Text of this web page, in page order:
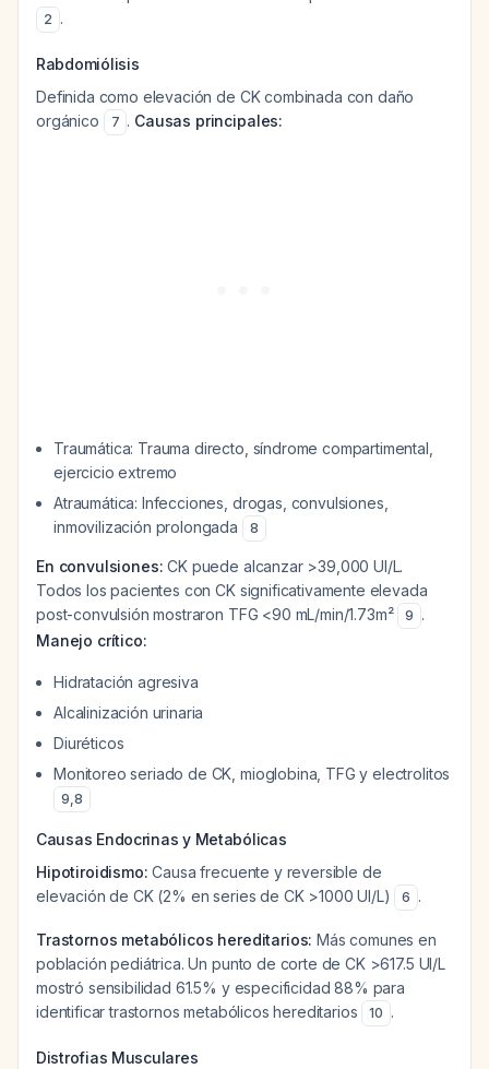
2 .
Rabdomiólisis
Definida como elevación de CK combinada con daño
orgánico
7 . Causas principales:
Traumática: Trauma directo, síndrome compartimental,
ejercicio extremo
Atraumática: Infecciones, drogas, convulsiones,
inmovilización prolongada
8
En convulsiones: CK puede alcanzar >39,000 UI/L.
Todos los pacientes con CK significativamente elevada
post-convulsión mostraron TFG <90 mL/min/1.73m²
9 .
Manejo crítico:
Hidratación agresiva
Alcalinización urinaria
Diuréticos
Monitoreo seriado de CK, mioglobina, TFG y electrolitos
9,8
Causas Endocrinas y Metabólicas
Hipotiroidismo: Causa frecuente y reversible de
elevación de CK (2% en series de CK >1000 UI/L)
6 .
Trastornos metabólicos hereditarios: Más comunes en
población pediátrica. Un punto de corte de CK >617.5 UI/L
mostró sensibilidad 61.5% y especificidad 88% para
identificar trastornos metabólicos hereditarios
10 .
Distrofias Musculares